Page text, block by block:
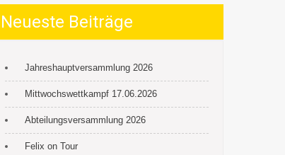
Neueste Beiträge
Jahreshauptversammlung 2026
Mittwochswettkampf 17.06.2026
Abteilungsversammlung 2026
Felix on Tour